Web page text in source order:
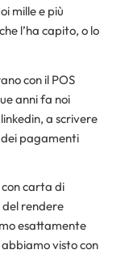
mille e più
l’ha capito, o lo
con il POS
anni fa noi
a scrivere
dei pagamenti
carta di
del rendere
esattamente
abbiamo visto con